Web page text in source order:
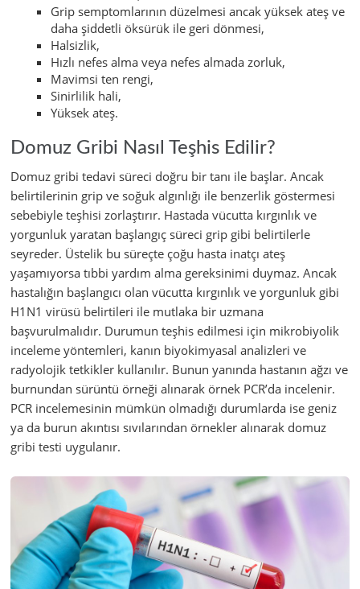
Grip semptomlarının düzelmesi ancak yüksek ateş ve
daha şiddetli öksürük ile geri dönmesi,
Halsizlik,
Hızlı nefes alma veya nefes almada zorluk,
Mavimsi ten rengi,
Sinirlilik hali,
Yüksek ateş.
Domuz Gribi Nasıl Teşhis Edilir?
Domuz gribi tedavi süreci doğru bir tanı ile başlar. Ancak
belirtilerinin grip ve soğuk algınlığı ile benzerlik göstermesi
sebebiyle teşhisi zorlaştırır. Hastada vücutta kırgınlık ve
yorgunluk yaratan başlangıç süreci grip gibi belirtilerle
seyreder. Üstelik bu süreçte çoğu hasta inatçı ateş
yaşamıyorsa tıbbi yardım alma gereksinimi duymaz. Ancak
hastalığın başlangıcı olan vücutta kırgınlık ve yorgunluk gibi
H1N1 virüsü belirtileri ile mutlaka bir uzmana
başvurulmalıdır. Durumun teşhis edilmesi için mikrobiyolik
inceleme yöntemleri, kanın biyokimyasal analizleri ve
radyolojik tetkikler kullanılır. Bunun yanında hastanın ağzı ve
burnundan sürüntü örneği alınarak örnek PCR’da incelenir.
PCR incelemesinin mümkün olmadığı durumlarda ise geniz
ya da burun akıntısı sıvılarından örnekler alınarak domuz
gribi testi uygulanır.